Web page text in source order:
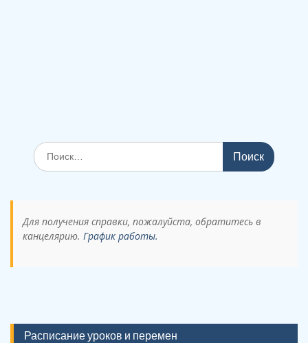
Поиск
по:
Для получения справки, пожалуйста, обратитесь в
канцелярию. График работы.
Расписание уроков и перемен